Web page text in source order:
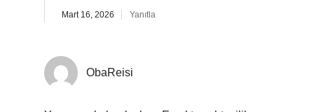
Mart 16, 2026 Yanıtla
ObaReisi